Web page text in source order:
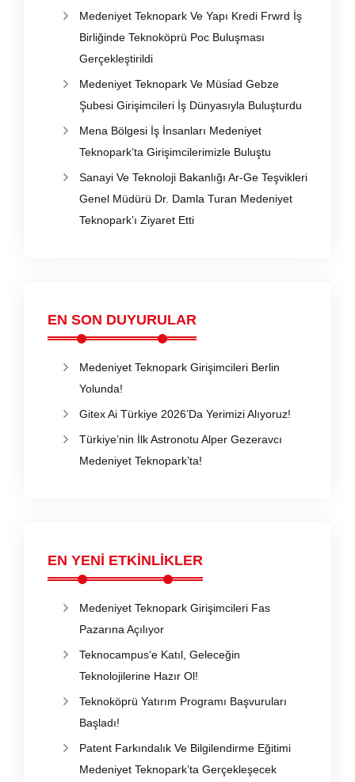
Medeniyet Teknopark Ve Yapı Kredi Frwrd İş
Birliğinde Teknoköprü Poc Buluşması
Gerçekleştirildi
Medeniyet Teknopark Ve Müsi̇ad Gebze
Şubesi Girişimcileri İş Dünyasıyla Buluşturdu
Mena Bölgesi İş İnsanları Medeniyet
Teknopark’ta Girişimcilerimizle Buluştu
Sanayi Ve Teknoloji Bakanlığı Ar-Ge Teşvikleri
Genel Müdürü Dr. Damla Turan Medeniyet
Teknopark’ı Ziyaret Etti
EN SON DUYURULAR
Medeniyet Teknopark Girişimcileri Berlin
Yolunda!
Gitex Ai Türkiye 2026’Da Yerimizi Alıyoruz!
Türkiye’nin İlk Astronotu Alper Gezeravcı
Medeniyet Teknopark’ta!
EN YENİ ETKİNLİKLER
Medeniyet Teknopark Girişimcileri Fas
Pazarına Açılıyor
Teknocampus’e Katıl, Geleceğin
Teknolojilerine Hazır Ol!
Teknoköprü Yatırım Programı Başvuruları
Başladı!
Patent Farkındalık Ve Bilgilendirme Eğitimi
Medeniyet Teknopark’ta Gerçekleşecek